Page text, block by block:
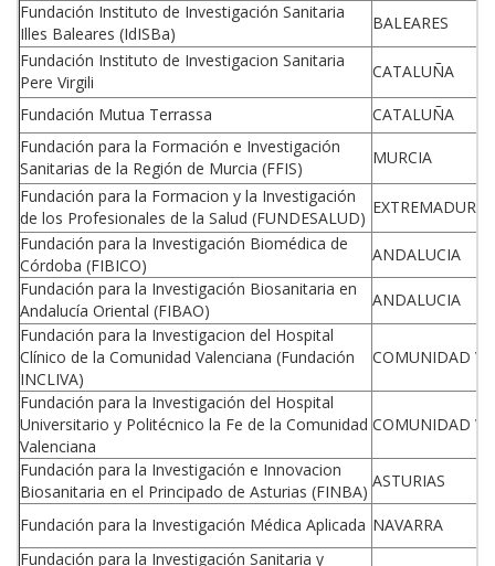
Fundación Instituto de Investigación Sanitaria
Illes Baleares (IdISBa)
BALEARES
Fundación Instituto de Investigacion Sanitaria
Pere Virgili
CATALUÑA
Fundación Mutua Terrassa
CATALUÑA
Fundación para la Formación e Investigación
Sanitarias de la Región de Murcia (FFIS)
MURCIA
Fundación para la Formacion y la Investigación
de los Profesionales de la Salud (FUNDESALUD)
EXTREMADURA
Fundación para la Investigación Biomédica de
Córdoba (FIBICO)
ANDALUCIA
Fundación para la Investigación Biosanitaria en
Andalucía Oriental (FIBAO)
ANDALUCIA
Fundación para la Investigacion del Hospital
Clínico de la Comunidad Valenciana (Fundación
INCLIVA)
COMUNIDAD
Fundación para la Investigación del Hospital
Universitario y Politécnico la Fe de la Comunidad
Valenciana
COMUNIDAD
Fundación para la Investigación e Innovacion
Biosanitaria en el Principado de Asturias (FINBA)
ASTURIAS
Fundación para la Investigación Médica Aplicada NAVARRA
Fundación para la Investigación Sanitaria y